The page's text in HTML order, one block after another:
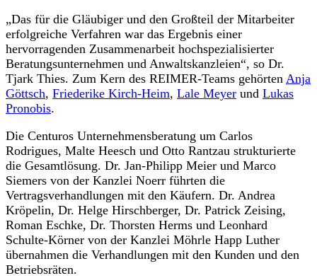
„Das für die Gläubiger und den Großteil der Mitarbeiter
erfolgreiche Verfahren war das Ergebnis einer
hervorragenden Zusammenarbeit hochspezialisierter
Beratungsunternehmen und Anwaltskanzleien“, so Dr.
Tjark Thies. Zum Kern des REIMER-Teams gehörten Anja
Göttsch, Friederike Kirch-Heim, Lale Meyer und Lukas
Pronobis.
Die Centuros Unternehmensberatung um Carlos
Rodrigues, Malte Heesch und Otto Rantzau strukturierte
die Gesamtlösung. Dr. Jan-Philipp Meier und Marco
Siemers von der Kanzlei Noerr führten die
Vertragsverhandlungen mit den Käufern. Dr. Andrea
Kröpelin, Dr. Helge Hirschberger, Dr. Patrick Zeising,
Roman Eschke, Dr. Thorsten Herms und Leonhard
Schulte-Körner von der Kanzlei Möhrle Happ Luther
übernahmen die Verhandlungen mit den Kunden und den
Betriebsräten.